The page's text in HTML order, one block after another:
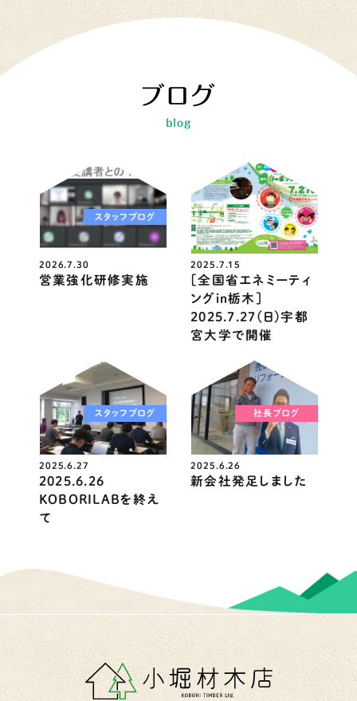
ブログ
blog
スタッフブログ
2026.7.30
営業強化研修実施
ニュース
2025.7.15
［全国省エネミーティ
ングin栃木］
2025.7.27(日)宇都
宮大学で開催
スタッフブログ
2025.6.27
2025.6.26
KOBORILABを終え
て
社長ブログ
2025.6.26
新会社発足しました